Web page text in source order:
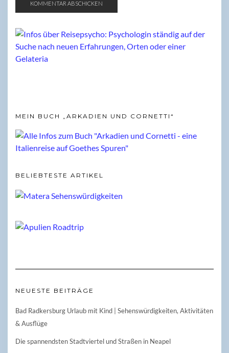
MEIN BUCH „ARKADIEN UND CORNETTI“
BELIEBTESTE ARTIKEL
NEUESTE BEITRÄGE
Bad Radkersburg Urlaub mit Kind | Sehenswürdigkeiten, Aktivitäten
& Ausflüge
Die spannendsten Stadtviertel und Straßen in Neapel